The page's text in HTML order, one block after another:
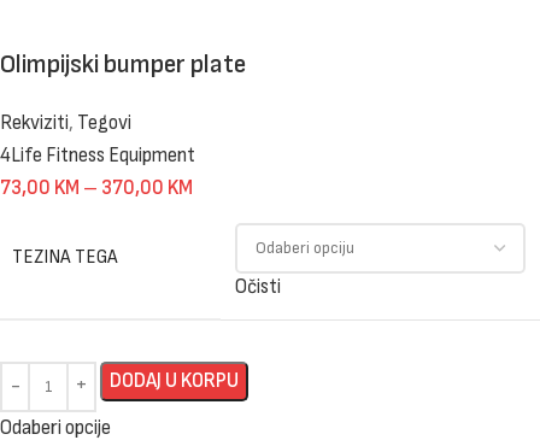
Olimpijski bumper plate
Rekviziti, Tegovi
4Life Fitness Equipment
73,00 KM – 370,00 KM
TEZINA TEGA
Očisti
DODAJ U KORPU
Odaberi opcije